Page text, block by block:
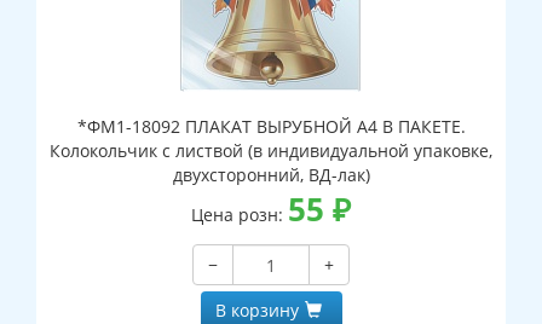
*ФМ1-18092 ПЛАКАТ ВЫРУБНОЙ А4 В ПАКЕТЕ.
Колокольчик с листвой (в индивидуальной упаковке,
двухсторонний, ВД-лак)
Цена розн: 55 ₽
−
+
В корзину